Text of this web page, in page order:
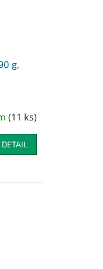
g,
(11 ks)
DETAIL